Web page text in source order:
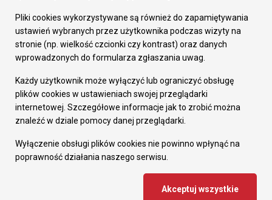
Gospodarka
Fundusze europejskie
Środki krajowe
Oferty inwestycyjne
Pozostałe
Deklaracja dostępności
Dane osobowe
Dodaj opinię o witrynie
Pliki cookies wykorzystywane są również do zapamiętywania
ustawień wybranych przez użytkownika podczas wizyty na
stronie (np. wielkość czcionki czy kontrast) oraz danych
wprowadzonych do formularza zgłaszania uwag.
Każdy użytkownik może wyłączyć lub ograniczyć obsługę
plików cookies w ustawieniach swojej przeglądarki
internetowej. Szczegółowe informacje jak to zrobić można
znaleźć w dziale pomocy danej przeglądarki.
Wyłączenie obsługi plików cookies nie powinno wpłynąć na
poprawność działania naszego serwisu.
Akceptuj wszystkie